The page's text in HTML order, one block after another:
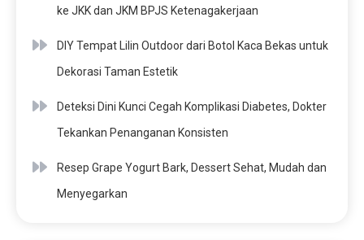
ke JKK dan JKM BPJS Ketenagakerjaan
DIY Tempat Lilin Outdoor dari Botol Kaca Bekas untuk
Dekorasi Taman Estetik
Deteksi Dini Kunci Cegah Komplikasi Diabetes, Dokter
Tekankan Penanganan Konsisten
Resep Grape Yogurt Bark, Dessert Sehat, Mudah dan
Menyegarkan